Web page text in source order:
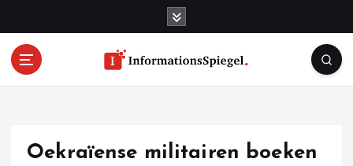
Oekraïense militairen boeken